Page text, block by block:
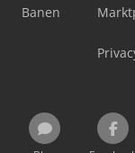
Banen